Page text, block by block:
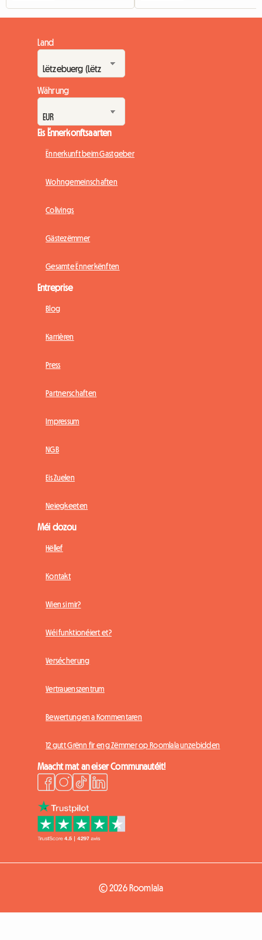
Land
Währung
Eis Ënnerkonftsaarten
Ënnerkunft beim Gastgeber
Wohngemeinschaften
Colivings
Gästezëmmer
Gesamte Ënnerkënften
Entreprise
Blog
Karrièren
Press
Partnerschaften
Impressum
NGB
Eis Zuelen
Neiegkeeten
Méi dozou
Hëllef
Kontakt
Wien si mir?
Wéi funktionéiert et?
Versécherung
Vertrauenszentrum
Bewertungen a Kommentaren
12 gutt Grënn fir eng Zëmmer op Roomlala unzebidden
Maacht mat an eiser Communautéit!
© 2026 Roomlala